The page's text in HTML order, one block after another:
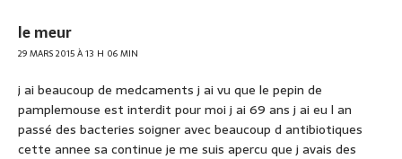
le meur
29 MARS 2015 À 13 H 06 MIN
j ai beaucoup de medcaments j ai vu que le pepin de
pamplemouse est interdit pour moi j ai 69 ans j ai eu l an
passé des bacteries soigner avec beaucoup d antibiotiques
cette annee sa continue je me suis apercu que j avais des